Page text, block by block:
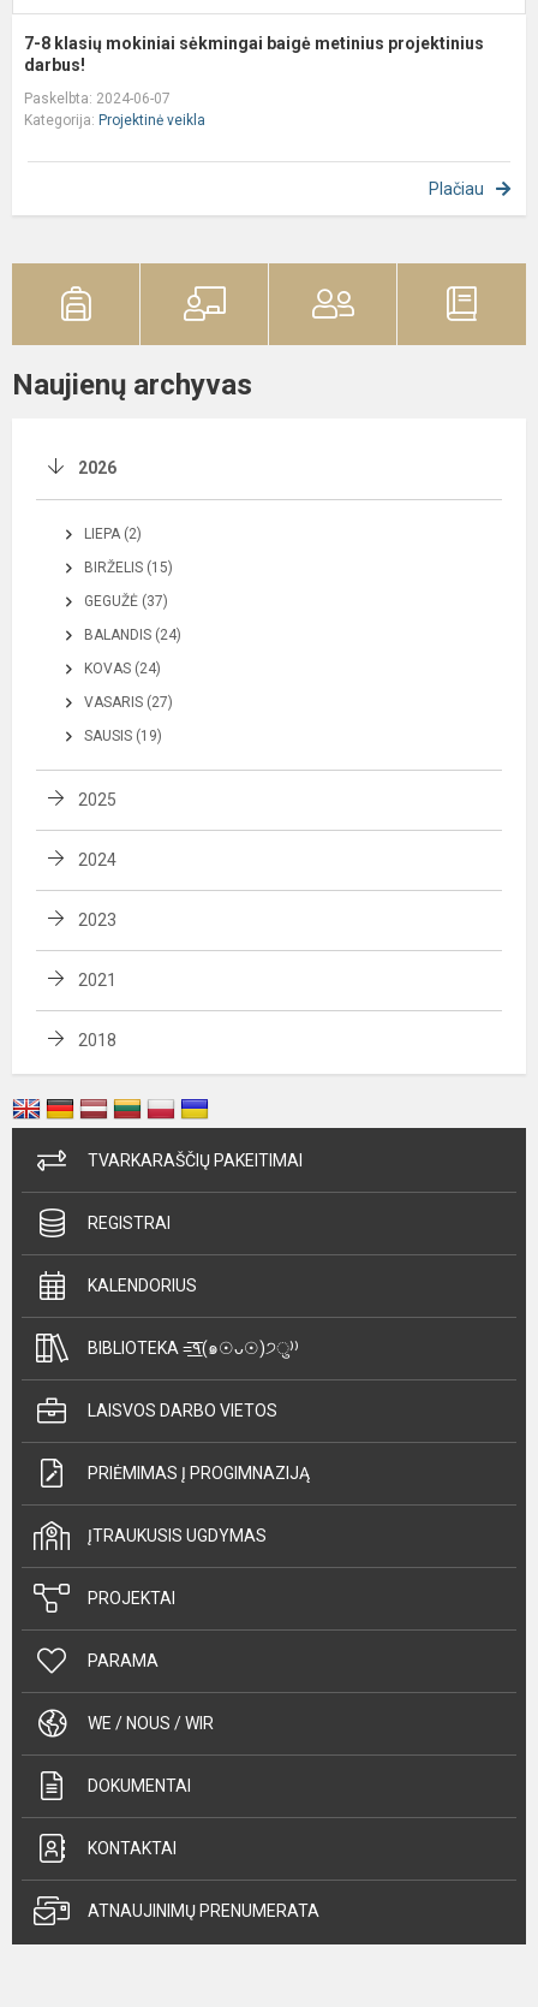
7-8 klasių mokiniai sėkmingai baigė metinius projektinius
darbus!
Paskelbta: 2024-06-07
Kategorija: Projektinė veikla
Plačiau
Naujienų archyvas
2026
LIEPA (2)
BIRŽELIS (15)
GEGUŽĖ (37)
BALANDIS (24)
KOVAS (24)
VASARIS (27)
SAUSIS (19)
2025
2024
2023
2021
2018
TVARKARAŠČIŲ PAKEITIMAI
REGISTRAI
KALENDORIUS
BIBLIOTEKA =͟͟͞͞٩(๑☉ᴗ☉)੭ु⁾⁾
LAISVOS DARBO VIETOS
PRIĖMIMAS Į PROGIMNAZIJĄ
ĮTRAUKUSIS UGDYMAS
PROJEKTAI
PARAMA
WE / NOUS / WIR
DOKUMENTAI
KONTAKTAI
ATNAUJINIMŲ PRENUMERATA